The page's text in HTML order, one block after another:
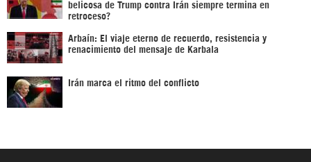
belicosa de Trump contra Irán siempre termina en
retroceso?
Arbaín: El viaje eterno de recuerdo, resistencia y
renacimiento del mensaje de Karbala
Irán marca el ritmo del conflicto